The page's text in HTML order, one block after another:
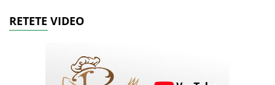
RETETE VIDEO